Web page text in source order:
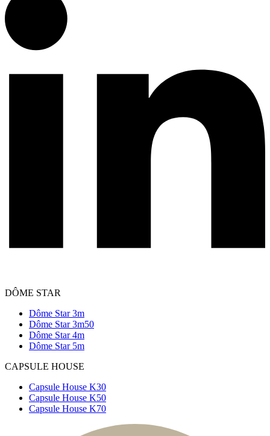
DÔME STAR
Dôme Star 3m
Dôme Star 3m50
Dôme Star 4m
Dôme Star 5m
CAPSULE HOUSE
Capsule House K30
Capsule House K50
Capsule House K70